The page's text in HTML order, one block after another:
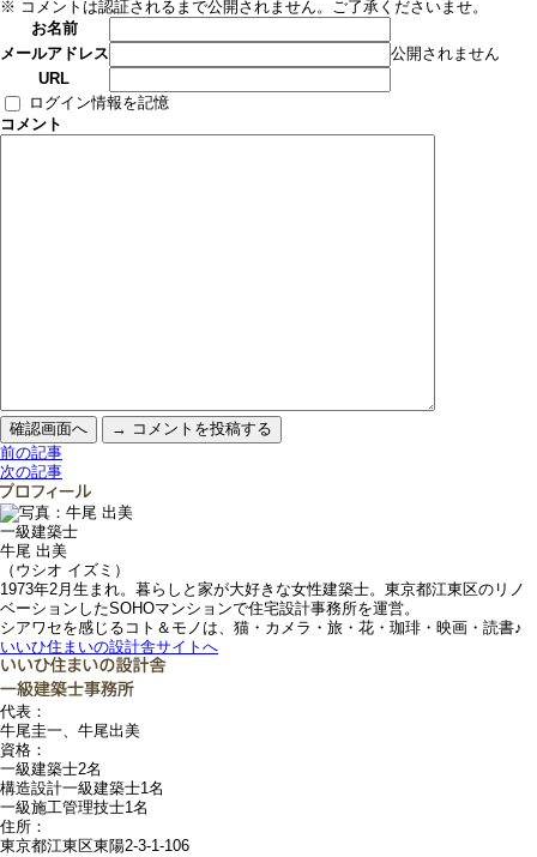
※ コメントは認証されるまで公開されません。ご了承くださいませ。
お名前
メールアドレス
公開されません
URL
ログイン情報を記憶
コメント
前の記事
次の記事
一級建築士
牛尾 出美
（ウシオ イズミ）
1973年2月生まれ。暮らしと家が大好きな女性建築士。東京都江東区のリノ
ベーションしたSOHOマンションで住宅設計事務所を運営。
シアワセを感じるコト＆モノは、猫・カメラ・旅・花・珈琲・映画・読書♪
いいひ住まいの設計舎サイトへ
代表：
牛尾圭一、牛尾出美
資格：
一級建築士2名
構造設計一級建築士1名
一級施工管理技士1名
住所：
東京都江東区東陽2-3-1-106